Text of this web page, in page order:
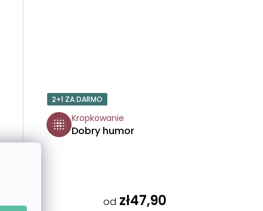
2+1 ZA DARMO
Kropkowanie
Dobry humor
od zł47,90